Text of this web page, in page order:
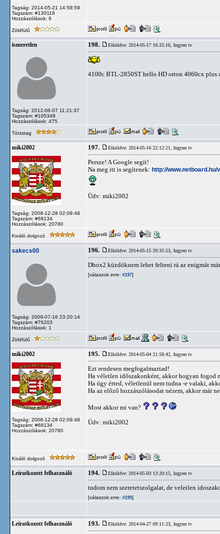
Tagság: 2014-05-21 14:58:59
Tagszám: #130118
Hozzászólások: 6
Zöldfülű
ismeretlen
Tagság: 2012-06-07 11:21:37
Tagszám: #105349
Hozzászólások: 475
198. Elküldve: 2014-05-17 16:25:16, Ingyen tv
4100c BTL-2850ST hello HD orton 4060cx
Törzstag
miki2002
Tagság: 2008-12-28 02:09:48
Tagszám: #68134
Hozzászólások: 20780
197. Elküldve: 2014-05-16 22:12:21, Ingyen tv
Persze! A Google segít!
Na meg itt is segítenek: http://
Üdv: miki2002
Kiváló dolgozó
sakecs00
Tagság: 2009-07-16 23:20:14
Tagszám: #76203
Hozzászólások: 1
196. Elküldve: 2014-05-15 20:35:53, Ingyen tv
Dbox2 küzdöknem lehet felteni rá az enigmát
[válaszok erre: #197]
Zöldfülű
miki2002
Tagság: 2008-12-28 02:09:48
Tagszám: #68134
Hozzászólások: 20780
195. Elküldve: 2014-05-04 21:58:42, Ingyen tv
Ezt rendesen megfogalmaztad!
Ha véletlen időszakonként, akkor hogyan fogod
Ha úgy érted, véletlenül nem tudna -e valaki,
Ha az előző hozzászólásodat nézem, akkor már
Most akkor mi van?
Üdv: miki2002
Kiváló dolgozó
Leíratkozott felhasználó 194. Elküldve: 2014-05-03 13:20:15, Ingyen tv
tudom nem szeretetszolgalat, de veletlen
[válaszok erre: #195]
Leíratkozott felhasználó 193. Elküldve: 2014-04-27 09:11:23, Ingyen tv